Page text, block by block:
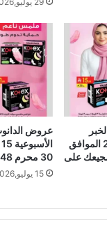
الأسبوعية 22 يوليو 2026 الموافق
وتشجيعك على
عروض
30 محرم 1448 صيفك على كيفك
15 يوليو,2026